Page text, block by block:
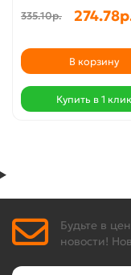
335.10р.
В корзину
Купить в 1 клик
Будьте в
новости!